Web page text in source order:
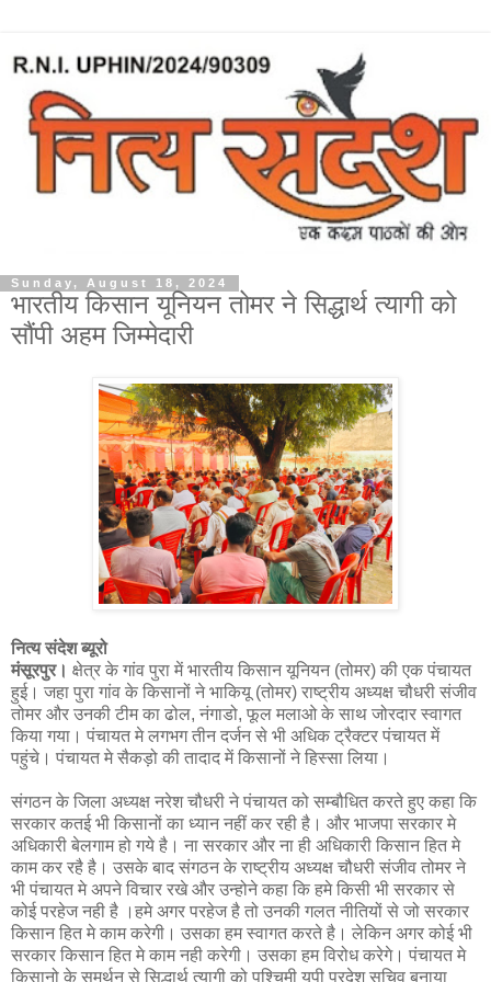
Sunday, August 18, 2024
भारतीय किसान यूनियन तोमर ने सिद्धार्थ त्यागी को
सौंपी अहम जिम्मेदारी
नित्य संदेश ब्यूरो
मंसूरपुर। क्षेत्र के गांव पुरा में भारतीय किसान यूनियन (तोमर) की एक पंचायत
हुई। जहा पुरा गांव के किसानों ने भाकियू (तोमर) राष्ट्रीय अध्यक्ष चौधरी संजीव
तोमर और उनकी टीम का ढोल, नंगाडो, फूल मलाओ के साथ जोरदार स्वागत
किया गया। पंचायत मे लगभग तीन दर्जन से भी अधिक ट्रैक्टर पंचायत में
पहुंचे। पंचायत मे सैकड़ो की तादाद में किसानों ने हिस्सा लिया।
संगठन के जिला अध्यक्ष नरेश चौधरी ने पंचायत को सम्बौधित करते हुए कहा कि
सरकार कतई भी किसानों का ध्यान नहीं कर रही है। और भाजपा सरकार मे
अधिकारी बेलगाम हो गये है। ना सरकार और ना ही अधिकारी किसान हित मे
काम कर रहै है। उसके बाद संगठन के राष्ट्रीय अध्यक्ष चौधरी संजीव तोमर ने
भी पंचायत मे अपने विचार रखे और उन्होने कहा कि हमे किसी भी सरकार से
कोई परहेज नही है ।हमे अगर परहेज है तो उनकी गलत नीतियों से जो सरकार
किसान हित मे काम करेगी। उसका हम स्वागत करते है। लेकिन अगर कोई भी
सरकार किसान हित मे काम नही करेगी। उसका हम विरोध करेगे। पंचायत मे
किसानो के समर्थन से सिद्धार्थ त्यागी को पश्चिमी यूपी प्रदेश सचिव बनाया